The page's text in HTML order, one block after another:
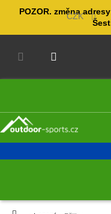
POZOR. změna
CZK